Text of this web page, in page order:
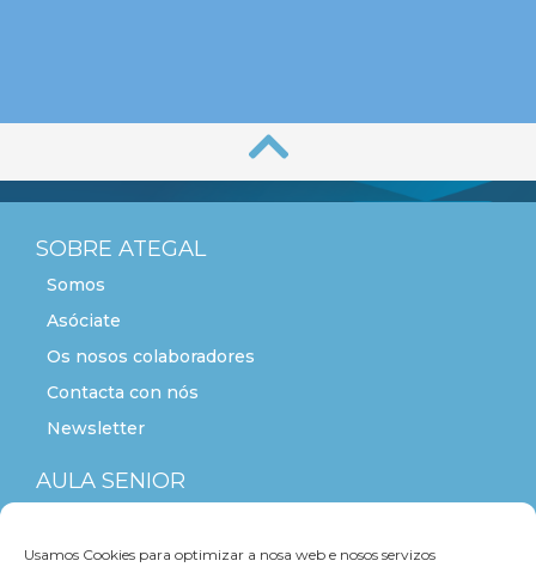
Usamos Cookies para optimizar a nosa web e nosos servizos
SOBRE ATEGAL
Somos
Asóciate
Os nosos colaboradores
Contacta con nós
Newsletter
AULA SENIOR